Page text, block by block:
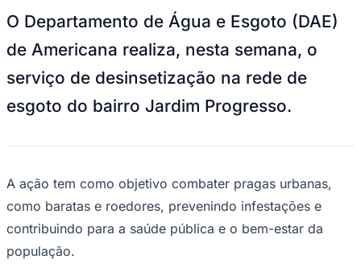
Premier League
La Liga
Bundesliga
Times - Ir direto
O Departamento de Água e Esgoto (DAE)
de Americana realiza, nesta semana, o
serviço de desinsetização na rede de
esgoto do bairro Jardim Progresso.
A ação tem como objetivo combater pragas urbanas,
como baratas e roedores, prevenindo infestações e
contribuindo para a saúde pública e o bem-estar da
população.